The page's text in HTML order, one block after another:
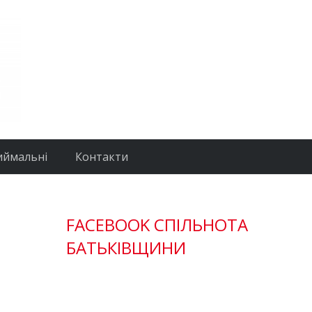
Контакти
FACEBOOK СПІЛЬНОТА
БАТЬКІВЩИНИ